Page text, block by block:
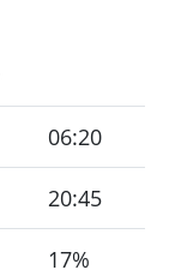
06:20
20:45
17%